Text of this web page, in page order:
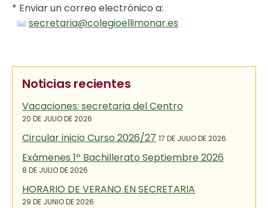
* Enviar un correo electrónico a:
secretaria@colegioellimonar.es
Noticias recientes
Vacaciones: secretaria del Centro
20 DE JULIO DE 2026
Circular inicio Curso 2026/27 17 DE JULIO DE 2026
Exámenes 1º Bachillerato Septiembre 2026
8 DE JULIO DE 2026
HORARIO DE VERANO EN SECRETARIA
29 DE JUNIO DE 2026